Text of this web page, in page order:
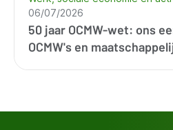
50 jaar OCMW-wet: ons
OCMW's en
06/07/2026